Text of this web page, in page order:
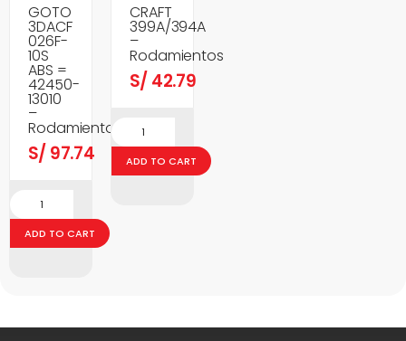
GOTO
3DACF
026F-
10S
ABS =
42450-
13010
–
Rodamientos
S/ 97.74
ADD TO CART
CRAFT
399A/394A
–
Rodamientos
S/ 42.79
ADD TO CART